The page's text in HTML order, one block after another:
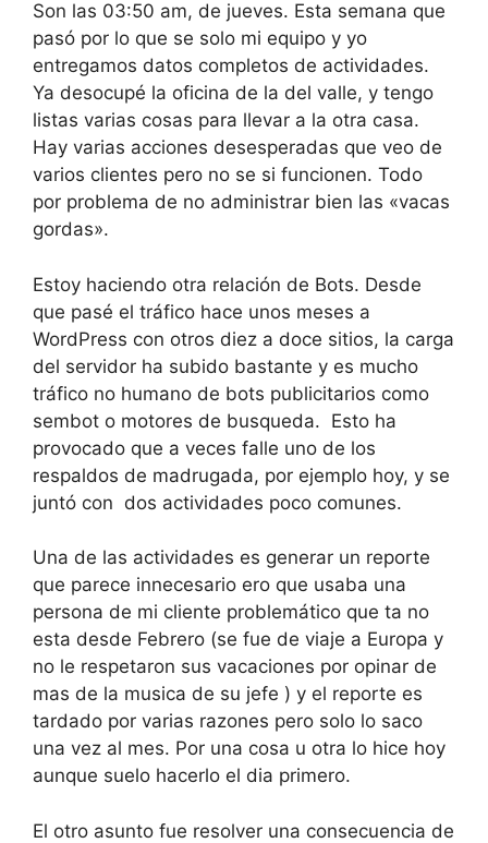
Son las 03:50 am, de jueves. Esta semana que
pasó por lo que se solo mi equipo y yo
entregamos datos completos de actividades.
Ya desocupé la oficina de la del valle, y tengo
listas varias cosas para llevar a la otra casa.
Hay varias acciones desesperadas que veo de
varios clientes pero no se si funcionen. Todo
por problema de no administrar bien las «vacas
gordas».
Estoy haciendo otra relación de Bots. Desde
que pasé el tráfico hace unos meses a
WordPress con otros diez a doce sitios, la carga
del servidor ha subido bastante y es mucho
tráfico no humano de bots publicitarios como
sembot o motores de busqueda. Esto ha
provocado que a veces falle uno de los
respaldos de madrugada, por ejemplo hoy, y se
juntó con dos actividades poco comunes.
Una de las actividades es generar un reporte
que parece innecesario ero que usaba una
persona de mi cliente problemático que ta no
esta desde Febrero (se fue de viaje a Europa y
no le respetaron sus vacaciones por opinar de
mas de la musica de su jefe ) y el reporte es
tardado por varias razones pero solo lo saco
una vez al mes. Por una cosa u otra lo hice hoy
aunque suelo hacerlo el dia primero.
El otro asunto fue resolver una consecuencia de